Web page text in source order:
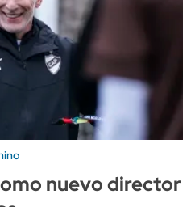
nuevo director